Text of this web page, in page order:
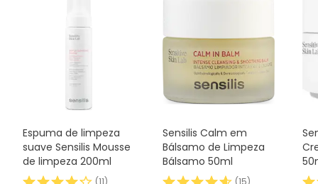
Espuma de limpeza
suave Sensilis Mousse
de limpeza 200ml
(11)
Sensilis Calm em
Bálsamo de Limpeza
Bálsamo 50ml
(15)